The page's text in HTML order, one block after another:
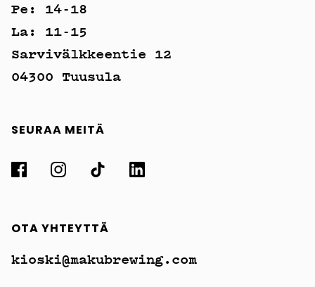
Pe: 14-18
La: 11-15
Sarvivälkkeentie 12
04300 Tuusula
SEURAA MEITÄ
OTA YHTEYTTÄ
kioski@makubrewing.com